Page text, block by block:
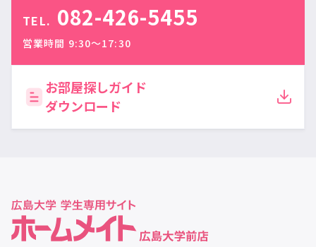
TEL. 082-426-5455
営業時間 9:30〜17:30
お部屋探しガイド
ダウンロード